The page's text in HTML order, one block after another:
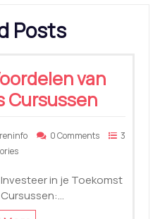
Posts
van
Cursussen
0 Comments
3
in je Toekomst
Cursussen:…